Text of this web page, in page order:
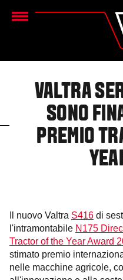
Menu
VALTRA
SONO
PREMIO
Il nuovo Valtra S416 di
l'intramontabile N175
Tractor of the Year Award
stimato premio
nelle macchine agricole,